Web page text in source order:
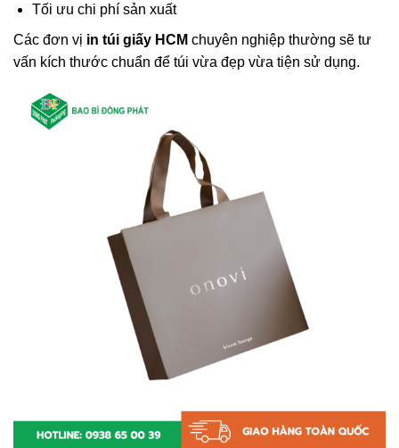
Tối ưu chi phí sản xuất
Các đơn vị in túi giấy HCM chuyên nghiệp thường sẽ tư
vấn kích thước chuẩn để túi vừa đẹp vừa tiện sử dụng.